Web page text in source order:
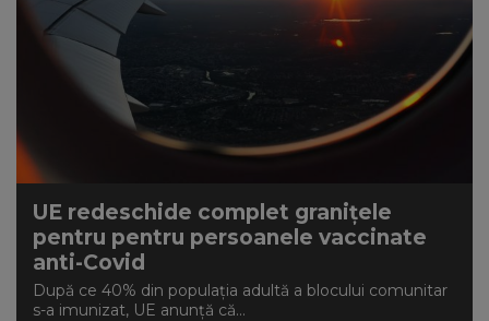
UE redeschide complet granițele
pentru pentru persoanele vaccinate
anti-Covid
După ce 40% din populația adultă a blocului comunitar
s-a imunizat, UE anunță că...